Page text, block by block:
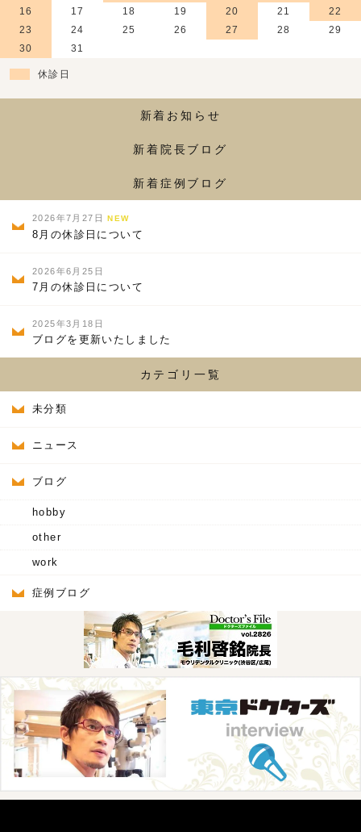
16
17 18 19 20 21
22
23
24 25 26 27 28
29
30
31
休診日
新着お知らせ
新着院長ブログ
新着症例ブログ
2026年7月27日NEW
8月の休診日について
2026年6月25日
7月の休診日について
2025年3月18日
ブログを更新いたしました
カテゴリ一覧
未分類
ニュース
ブログ
hobby
other
work
症例ブログ